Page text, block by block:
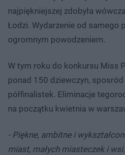
najpiękniejszej zdobyła
Łodzi. Wydarzenie od samego
ogromnym powodzeniem.
W tym roku do konkursu Miss
ponad 150 dziewczyn,
półfinalistek. Eliminacje
na początku kwietnia w
- Piękne, ambitne i
miast, małych miasteczek i